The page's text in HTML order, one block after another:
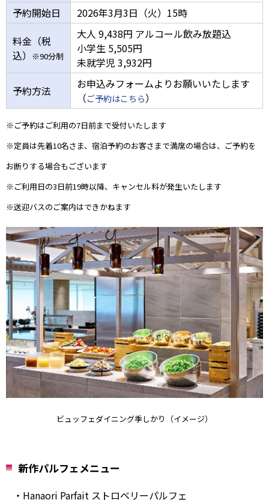
予約開始日
2026年3月3日（火）15時
料金（税
込）
※90分制
大人 9,438円 アルコール飲み放題込
小学生 5,505円
未就学児 3,932円
予約方法
お申込みフォームよりお願いいたします
（ご予約はこちら）
※ご予約はご利用の7日前まで受付いたします
※定員は先着10名さま、宿泊予約のお客さまで満席の場合は、ご予約を
お断りする場合もございます
※ご利用日の3日前19時以降、キャンセル料が発生いたします
※送迎バスのご案内はできかねます
ビュッフェダイニング季しかり（イメージ）
新作パルフェメニュー
・Hanaori Parfait ストロベリーパルフェ